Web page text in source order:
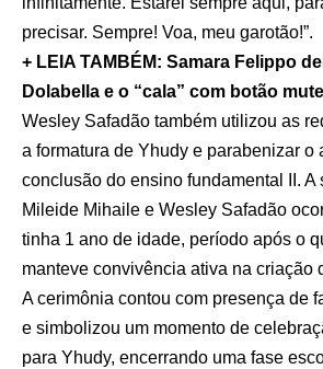
precisar. Sempre! Voa, meu garotão!”.
+ LEIA TAMBÉM: Samara Felippo
Dolabella e o “cala” com botão mute
Wesley Safadão também utilizou as
a formatura de Yhudy e parabenizar o
conclusão do ensino fundamental II. A
Mileide Mihaile e Wesley Safadão
tinha 1 ano de idade, período após o
manteve convivência ativa na criação
A cerimônia contou com presença de
e simbolizou um momento de
para Yhudy, encerrando uma fase